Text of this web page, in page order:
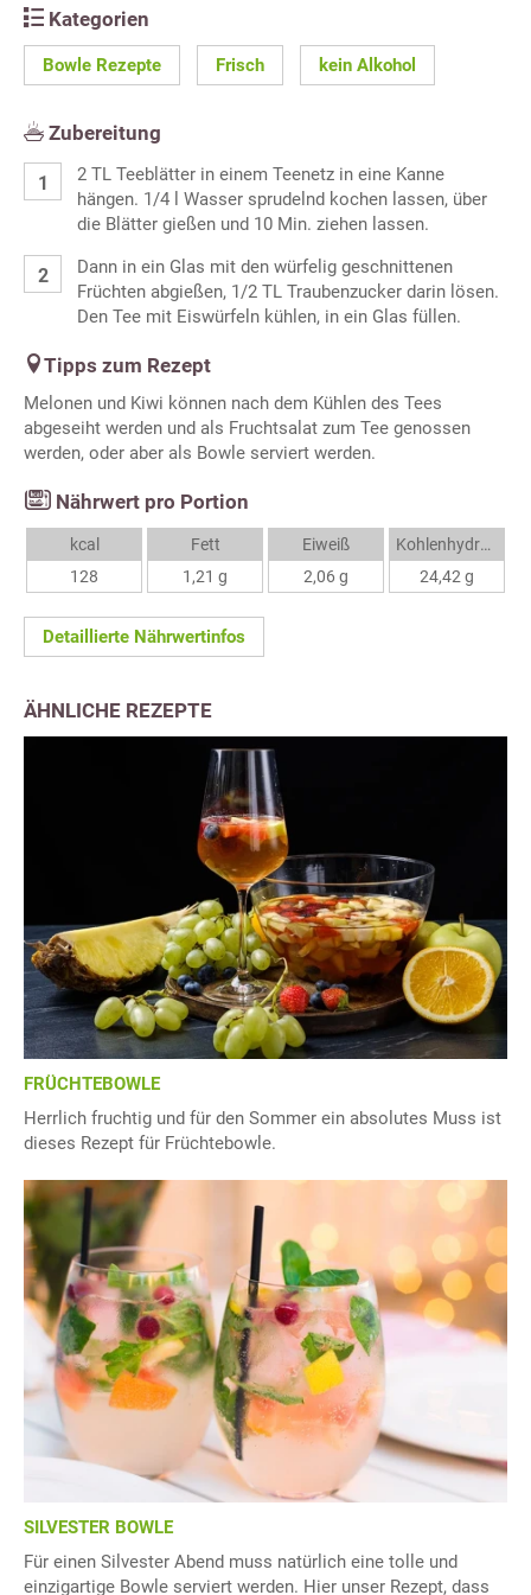
Kategorien
Bowle Rezepte Frisch kein Alkohol
Zubereitung
2 TL Teeblätter in einem Teenetz in eine Kanne
hängen. 1/4 l Wasser sprudelnd kochen lassen, über
die Blätter gießen und 10 Min. ziehen lassen.
Dann in ein Glas mit den würfelig geschnittenen
Früchten abgießen, 1/2 TL Traubenzucker darin lösen.
Den Tee mit Eiswürfeln kühlen, in ein Glas füllen.
Tipps zum Rezept
Melonen und Kiwi können nach dem Kühlen des Tees
abgeseiht werden und als Fruchtsalat zum Tee genossen
werden, oder aber als Bowle serviert werden.
Nährwert pro Portion
kcal
128
Fett
1,21 g
Eiweiß
2,06 g
Kohlenhydrate
24,42 g
Detaillierte Nährwertinfos
ÄHNLICHE REZEPTE
FRÜCHTEBOWLE
Herrlich fruchtig und für den Sommer ein absolutes Muss ist
dieses Rezept für Früchtebowle.
SILVESTER BOWLE
Für einen Silvester Abend muss natürlich eine tolle und
einzigartige Bowle serviert werden. Hier unser Rezept, dass